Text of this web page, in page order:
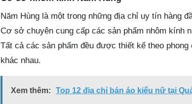
Năm Hùng là một trong những địa chỉ uy tín hàng
Cơ sở chuyên cung cấp các sản phẩm nhôm kính
Tất cả các sản phẩm đều được thiết kế theo
khác nhau.
Xem thêm: Top 12 địa chỉ bán áo kiểu nữ tại